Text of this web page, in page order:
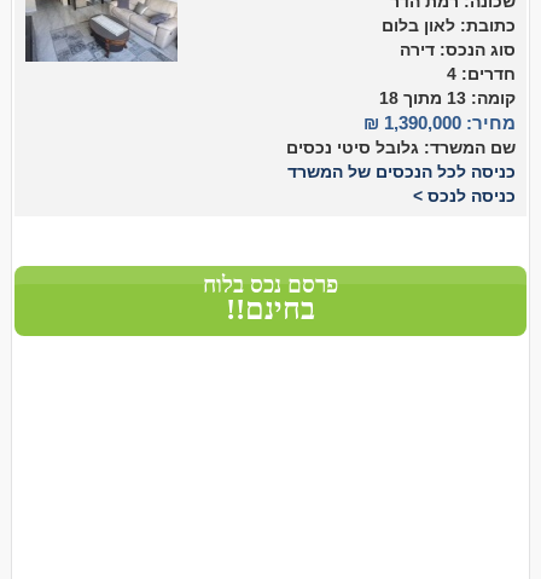
כתובת: לאון בלום
סוג הנכס: דירה
חדרים: 4
קומה: 13 מתוך 18
מחיר: 1,390,000 ₪
שם המשרד: גלובל סיטי נכסים
כניסה לכל הנכסים של המשרד
כניסה לנכס >
פרסם נכס בלוח
בחינם!!